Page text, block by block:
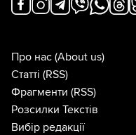
Про нас (About us)
Статті (RSS)
Фрагменти (RSS)
Розсилки Текстів
Вибір редакції